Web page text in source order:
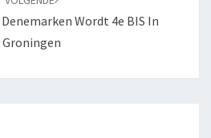
Wordt 4e BIS In
Groningen